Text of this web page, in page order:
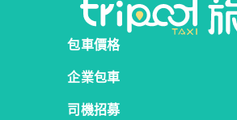
包車價格
企業包車
司機招募